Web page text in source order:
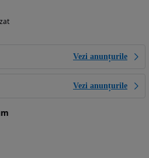
Vezi anunțurile
Vezi anunțurile